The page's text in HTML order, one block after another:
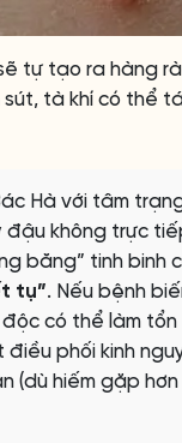
tự tạo ra hàng
tà khí có thể
Hà với tâm
không trực
băng” tinh binh
tụ”. Nếu bệnh
có thể làm
phối kinh
(dù hiếm gặp